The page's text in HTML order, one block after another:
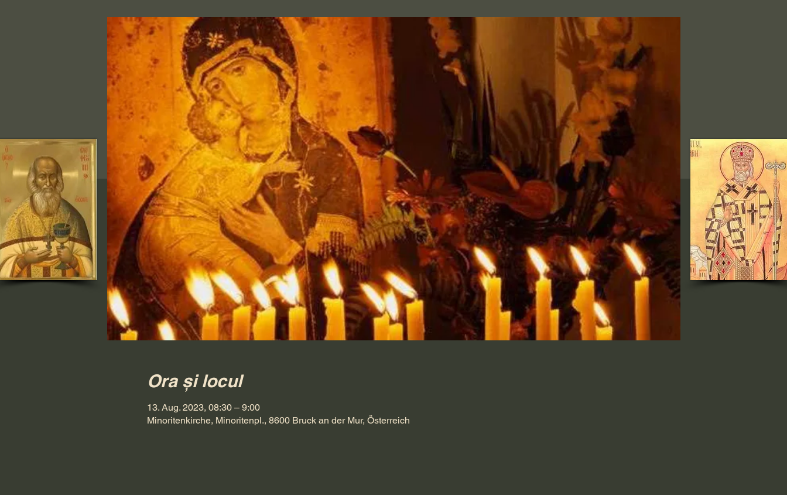
Ora și locul
13. Aug. 2023, 08:30 – 9:00
Minoritenkirche, Minoritenpl., 8600 Bruck an der Mur, Österreich